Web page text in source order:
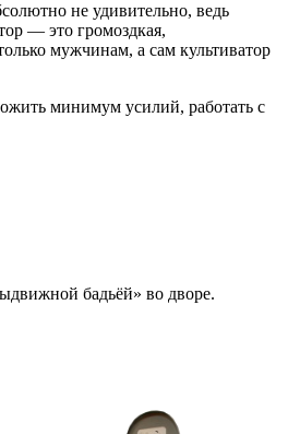
не удивительно, ведь
— это громоздкая,
мужчинам, а сам культиватор
минимум усилий, работать с
бадьёй» во дворе.